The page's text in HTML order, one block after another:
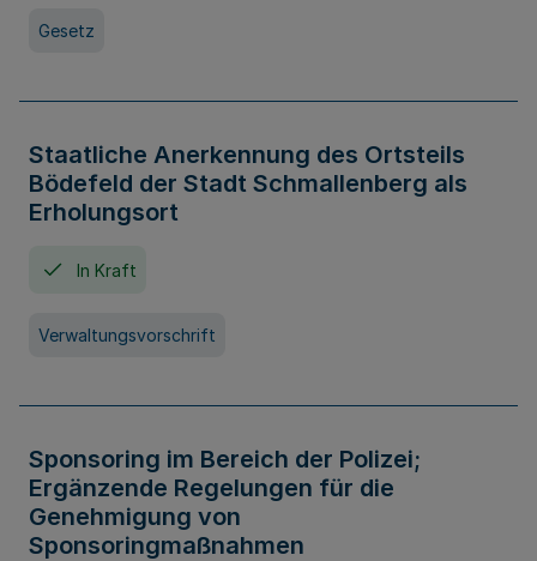
Gesetz
Staatliche Anerkennung des Ortsteils
Bödefeld der Stadt Schmallenberg als
Erholungsort
In Kraft
Verwaltungsvorschrift
Sponsoring im Bereich der Polizei;
Ergänzende Regelungen für die
Genehmigung von
Sponsoringmaßnahmen